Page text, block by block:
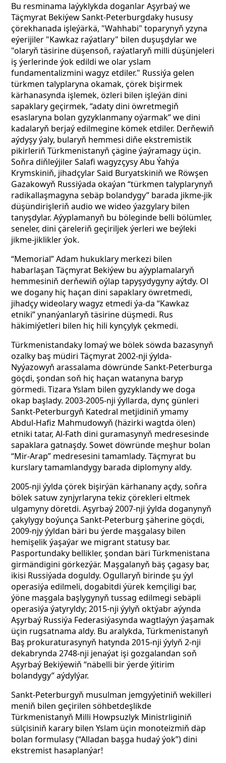
Bu resminama laýyklykda doganlar Aşyrbaý we
Täçmyrat Bekiýew Sankt-Peterburgdaky hususy
çörekhanada işleýärkä, "Wahhabi" toparynyň yzyna
eýerijiler "Kawkaz raýatlary" bilen duşuşdylar we
"olaryň täsirine düşensoň, raýatlaryň milli düşünjeleri
iş ýerlerinde ýok edildi we olar yslam
fundamentalizmini wagyz etdiler." Russiýa gelen
türkmen talyplaryna okamak, çörek bişirmek
kärhanasynda işlemek, özleri bilen işleýän dini
sapaklary geçirmek, “adaty dini öwretmegiň
esaslaryna bolan gyzyklanmany oýarmak” we dini
kadalaryň berjaý edilmegine kömek etdiler. Derňewiň
aýdyşy ýaly, bularyň hemmesi diňe ekstremistik
pikirleriň Türkmenistanyň çägine ýaýramagy üçin.
Soňra diňleýjiler Salafi wagyzçysy Abu Ýahýa
Krymskiniň, jihadçylar Said Buryatskiniň we Röwşen
Gazakowyň Russiýada okaýan “türkmen talyplarynyň
radikallaşmagyna sebäp bolandygy” barada jikme-jik
düşündirişleriň audio we wideo ýazgylary bilen
tanyşdylar. Aýyplamanyň bu böleginde belli bölümler,
seneler, dini çäreleriň geçiriljek ýerleri we beýleki
jikme-jiklikler ýok.
“Memorial” Adam hukuklary merkezi bilen
habarlaşan Täçmyrat Bekiýew bu aýyplamalaryň
hemmesiniň derňewiň oýlap tapyşydygyny aýtdy. Ol
we dogany hiç haçan dini sapaklary öwretmedi,
jihadçy wideolary wagyz etmedi ýa-da “Kawkaz
etniki” ynanýanlaryň täsirine düşmedi. Rus
häkimiýetleri bilen hiç hili kynçylyk çekmedi.
Türkmenistandaky lomaý we bölek söwda bazasynyň
ozalky baş müdiri Täçmyrat 2002-nji ýylda-
Nyýazowyň arassalama döwründe Sankt-Peterburga
göçdi, şondan soň hiç haçan watanyna baryp
görmedi. Tizara Yslam bilen gyzyklandy we doga
okap başlady. 2003-2005-nji ýyllarda, dynç günleri
Sankt-Peterburgyň Katedral metjidiniň ymamy
Abdul-Hafiz Mahmudowyň (häzirki wagtda ölen)
etniki tatar, Al-Fath dini guramasynyň medresesinde
sapaklara gatnaşdy. Sowet döwründe meşhur bolan
“Mir-Arap” medresesini tamamlady. Täçmyrat bu
kurslary tamamlandygy barada diplomyny aldy.
2005-nji ýylda çörek bişirýän kärhanany açdy, soňra
bölek satuw zynjyrlaryna tekiz çörekleri eltmek
ulgamyny döretdi. Aşyrbaý 2007-nji ýylda doganynyň
çakylygy boýunça Sankt-Peterburg şäherine göçdi,
2009-njy ýyldan bäri bu ýerde maşgalasy bilen
hemişelik ýaşaýar we migrant statusy bar.
Pasportundaky bellikler, şondan bäri Türkmenistana
girmändigini görkezýär. Maşgalanyň bäş çagasy bar,
ikisi Russiýada doguldy. Ogullaryň birinde şu ýyl
operasiýa edilmeli, dogabitdi ýürek kemçiligi bar,
ýöne maşgala başlygynyň tussag edilmegi sebäpli
operasiýa ýatyryldy; 2015-nji ýylyň oktýabr aýynda
Aşyrbaý Russiýa Federasiýasynda wagtlaýyn ýaşamak
üçin rugsatnama aldy. Bu aralykda, Türkmenistanyň
Baş prokuraturasynyň hatynda 2015-nji ýylyň 2-nji
dekabrynda 2748-nji jenaýat işi gozgalandan soň
Aşyrbaý Bekiýewiň “näbelli bir ýerde ýitirim
bolandygy” aýdylýar.
Sankt-Peterburgyň musulman jemgyýetiniň wekilleri
meniň bilen geçirilen söhbetdeşlikde
Türkmenistanyň Milli Howpsuzlyk Ministrliginiň
sülçisiniň karary bilen Yslam üçin monoteizmiň däp
bolan formulasy (“Alladan başga hudaý ýok”) dini
ekstremist hasaplanýar!